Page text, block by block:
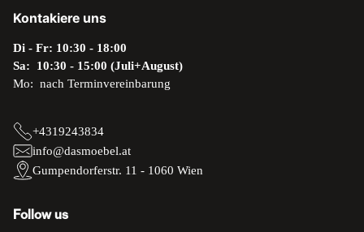
Kontakiere uns
Di - Fr: 10:30 - 18:00
Sa: 10:30 - 15:00 (Juli+August)
Mo: nach Terminvereinbarung
+4319243834
info@dasmoebel.at
Gumpendorferstr. 11 - 1060 Wien
Follow us